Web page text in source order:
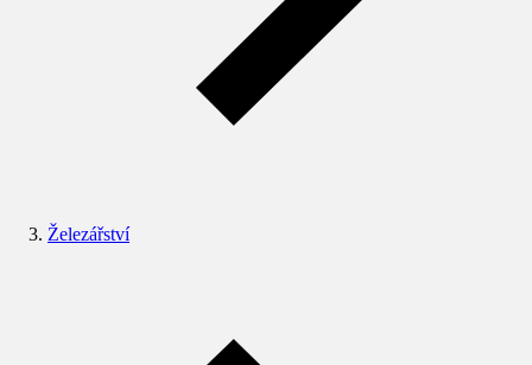
Železářství